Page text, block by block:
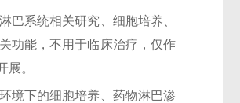
巴系统相关研究、细胞培养、
功能，不用于临床治疗，仅作
。
境下的细胞培养、药物淋巴渗